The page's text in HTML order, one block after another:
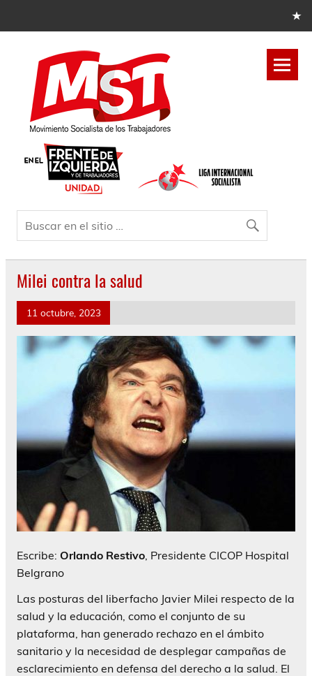
Milei contra la salud
11 octubre, 2023
Escribe: Orlando Restivo , Presidente CICOP Hospital
Belgrano
Las posturas del liberfacho Javier Milei respecto de la
salud y la educación, como el conjunto de su
plataforma, han generado rechazo en el ámbito
sanitario y la necesidad de desplegar campañas de
esclarecimiento en defensa del derecho a la salud. El